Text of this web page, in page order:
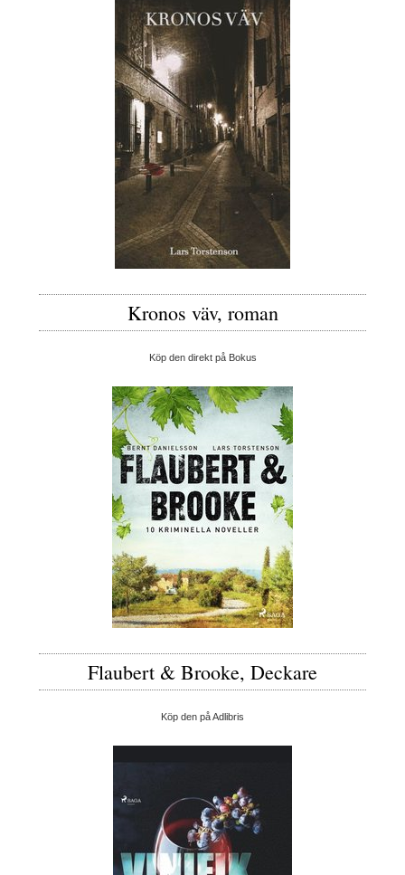
Kronos väv, roman
Köp den direkt på Bokus
Flaubert & Brooke, Deckare
Köp den på Adlibris